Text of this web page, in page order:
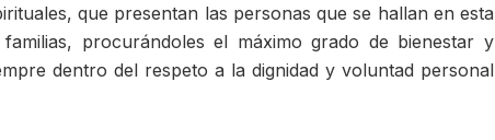
que presentan las personas que se hallan en esta
procurándoles el máximo grado de bienestar y
dentro del respeto a la dignidad y voluntad personal